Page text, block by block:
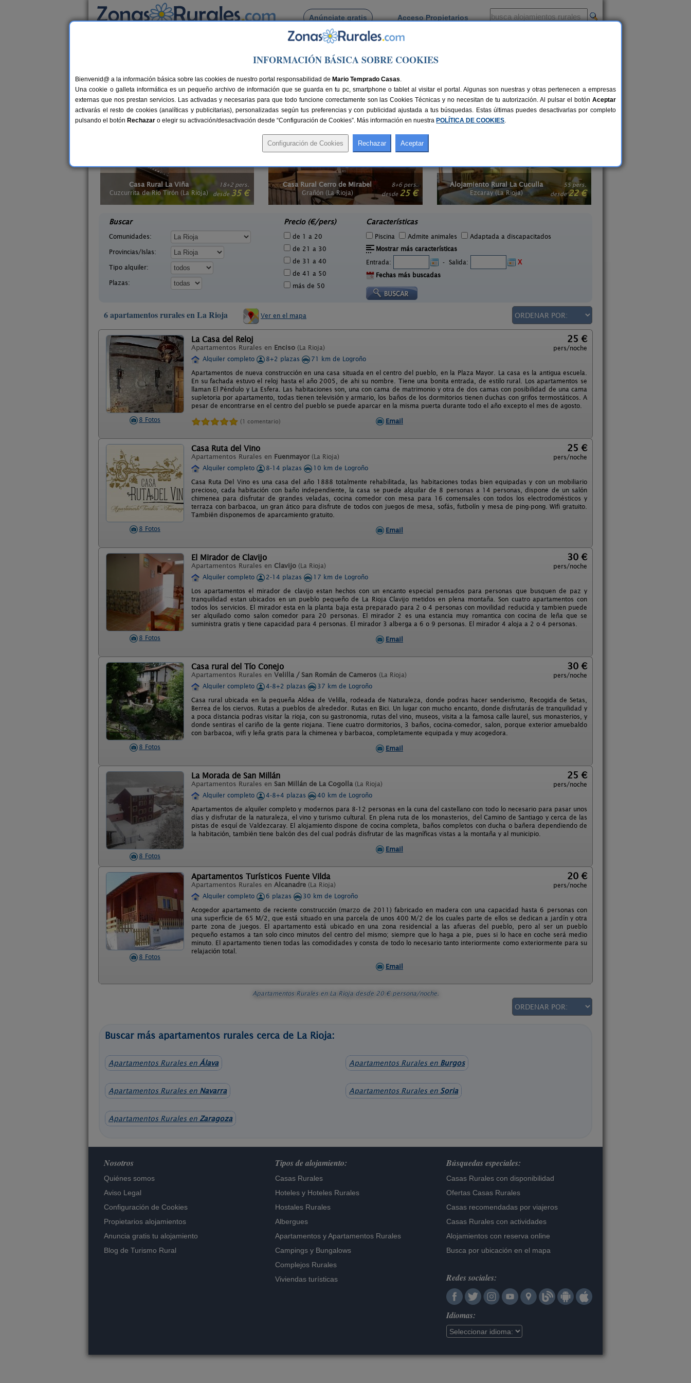
Anúnciate gratis Acceso Propietarios
Busca por pueblo
Apartamentos Rurales en La Rioja
Para los amantes al turismo rural, este tipo de alojamiento es elegir una de las mejores opciones para disfrutar de un ambiente natural, idílico y tranquilo,
con la comodidad de estar como en tu propia casa.Alquilar un apartamento rural en La Riojaes la mejor manera disfrutar de una escapada económica y
placentera para conseguir unas vacaciones de ensueño. También te recomendamos buscar en nuestra selección de
Complejos Rurales en La Rioja
8+6 pers.
desde25 €
Casa Rural Cerro de Mirabel
Grañón (La Rioja)
55 pers.
desde22 €
Alojamiento Rural La Cuculla
Ezcaray (La Rioja)
2-8+1 pers.
desde38 €
La Posada del Santo
Cañas (La Rioja)
Buscar
Comunidades:
Provincias/Islas:
Tipo alquiler:
Plazas:
Precio (€/pers)
de 1 a 20
de 21 a 30
de 31 a 40
de 41 a 50
más de 50
Características
Piscina Admite animales
Adaptada a discapacitados
Mostrar más características
Entrada:
- Salida:
X
Fechas más buscadas
6 apartamentos rurales en La Rioja Ver en el mapa
8 Fotos
La Casa del Reloj
Apartamentos Rurales en Enciso (La Rioja)
25 €
pers/noche
Alquiler completo
8+2 plazas
71 km de Logroño
Apartamentos de nueva construcción en una casa situada en el centro del pueblo, en la Plaza Mayor. La casa es la antigua escuela.
En su fachada estuvo el reloj hasta el año 2005, de ahi su nombre. Tiene una bonita entrada, de estilo rural. Los apartamentos se
llaman El Péndulo y La Esfera. Las habitaciones son, una con cama de matrimonio y otra de dos camas con posibilidad de una cama
supletoria por apartamento, todas tienen televisión y armario, los baños de los dormitorios tienen duchas con grifos termostáticos. A
pesar de encontrarse en el centro del pueblo se puede aparcar en la misma puerta durante todo el año excepto el mes de agosto.
(1 comentario) Email
8 Fotos
Casa Ruta del Vino
Apartamentos Rurales en Fuenmayor (La Rioja)
25 €
pers/noche
Alquiler completo
8-14 plazas
10 km de Logroño
Casa Ruta Del Vino es una casa del año 1888 totalmente rehabilitada, las habitaciones todas bien equipadas y con un mobiliario
precioso, cada habitación con baño independiente, la casa se puede alquilar de 8 personas a 14 personas, dispone de un salón
chimenea para disfrutar de grandes veladas, cocina comedor con mesa para 16 comensales con todos los electrodomésticos y
terraza con barbacoa, un gran ático para disfrute de todos con juegos de mesa, sofás, futbolín y mesa de ping-pong. Wifi gratuito.
También disponemos de aparcamiento gratuito.
Email
8 Fotos
El Mirador de Clavijo
Apartamentos Rurales en Clavijo (La Rioja)
30 €
pers/noche
Alquiler completo
2-14 plazas
17 km de Logroño
Los apartamentos el mirador de clavijo estan hechos con un encanto especial pensados para personas que busquen de paz y
tranquilidad estan ubicados en un pueblo pequeño de La Rioja Clavijo metidos en plena montaña. Son cuatro apartamentos con
todos los servicios. El mirador esta en la planta baja esta preparado para 2 o 4 personas con movilidad reducida y tambien puede
ser alquilado como salon comedor para 20 personas. El mirador 2 es una estancia muy romantica con cocina de leña que se
suministra gratis y tiene capacidad para 4 personas. El mirador 3 alberga a 6 o 9 personas. El mirador 4 aloja a 2 o 4 personas.
Email
8 Fotos
Casa rural del Tío Conejo
Apartamentos Rurales en Velilla / San Román de Cameros (La Rioja)
30 €
pers/noche
Alquiler completo
4-8+2 plazas
37 km de Logroño
Casa rural ubicada en la pequeña Aldea de Velilla, rodeada de Naturaleza, donde podras hacer senderismo, Recogida de Setas,
Berrea de los ciervos. Rutas a pueblos de alrededor. Rutas en Bici. Un lugar con mucho encanto, donde disfrutarás de tranquilidad y
a poca distancia podras visitar la rioja, con su gastronomia, rutas del vino, museos, visita a la famosa calle laurel, sus monasterios, y
donde sentiras el cariño de la gente riojana. Tiene cuatro dormitorios, 3 baños, cocina-comedor, salon, porque exterior amuebaldo
con barbacoa, wifi y leña gratis para la chimenea y barbacoa, completamente equipada y muy acogedora.
Email
8 Fotos
La Morada de San Millán
Apartamentos Rurales en San Millán de La Cogolla (La Rioja)
25 €
pers/noche
Alquiler completo
4-8+4 plazas
40 km de Logroño
Apartamentos de alquiler completo y modernos para 8-12 personas en la cuna del castellano con todo lo necesario para pasar unos
días y disfrutar de la naturaleza, el vino y turismo cultural. En plena ruta de los monasterios, del Camino de Santiago y cerca de las
pistas de esquí de Valdezcaray. El alojamiento dispone de cocina completa, baños completos con ducha o bañera dependiendo de
la habitación, también tiene balcón des del cual podrás disfrutar de las magníficas vistas a la montaña y al municipio.
Email
8 Fotos
Apartamentos Turísticos Fuente Vilda
Apartamentos Rurales en Alcanadre (La Rioja)
20 €
pers/noche
Alquiler completo
6 plazas
30 km de Logroño
Acogedor apartamento de reciente construcción (marzo de 2011) fabricado en madera con una capacidad hasta 6 personas con
una superficie de 65 M/2, que está situado en una parcela de unos 400 M/2 de los cuales parte de ellos se dedican a jardín y otra
parte zona de juegos. El apartamento está ubicado en una zona residencial a las afueras del pueblo, pero al ser un pueblo
pequeño estamos a tan solo cinco minutos del centro del mismo; siempre que lo haga a pie, pues si lo hace en coche será medio
minuto. El apartamento tienen todas las comodidades y consta de todo lo necesario tanto interiormente como exteriormente para su
relajación total.
Email
Apartamentos Rurales en La Riojadesde 20€ persona/noche.
Buscar más apartamentos rurales cerca de La Rioja:
Apartamentos Rurales en Álava Apartamentos Rurales en Burgos
Apartamentos Rurales en Navarra Apartamentos Rurales en Soria
Apartamentos Rurales en Zaragoza
Nosotros
Quiénes somos
Aviso Legal
Configuración de Cookies
Propietarios alojamientos
Anuncia gratis tu alojamiento
Blog de Turismo Rural
Tipos de alojamiento:
Casas Rurales
Hoteles y Hoteles Rurales
Hostales Rurales
Albergues
Apartamentos yApartamentos Rurales
Campings y Bungalows
Complejos Rurales
Viviendas turísticas
Búsquedas especiales:
Casas Rurales con disponibilidad
Ofertas Casas Rurales
Casas recomendadas por viajeros
Casas Rurales con actividades
Alojamientos con reserva online
Busca por ubicación en el mapa
Redes sociales:
Idiomas:
INFORMACIÓN BÁSICA SOBRE COOKIES
Bienvenid@ a la información básica sobre las cookies de nuestro portal responsabilidad de Mario Temprado Casas.
Una cookie o galleta informática es un pequeño archivo de información que se guarda en tu pc, smartphone o tablet al visitar el portal. Algunas son nuestras y otras pertenecen a empresas
externas que nos prestan servicios. Las activadas y necesarias para que todo funcione correctamente son las Cookies Técnicas y no necesitan de tu autorización. Al pulsar el botón Aceptar
activarás el resto de cookies (analíticas y publicitarias), personalizadas según tus preferencias y con publicidad ajustada a tus búsquedas. Estas últimas puedes desactivarlas por completo
pulsando el botón Rechazar o elegir su activación/desactivación desde “Configuración de Cookies”. Más información en nuestra POLÍTICA DE COOKIES.